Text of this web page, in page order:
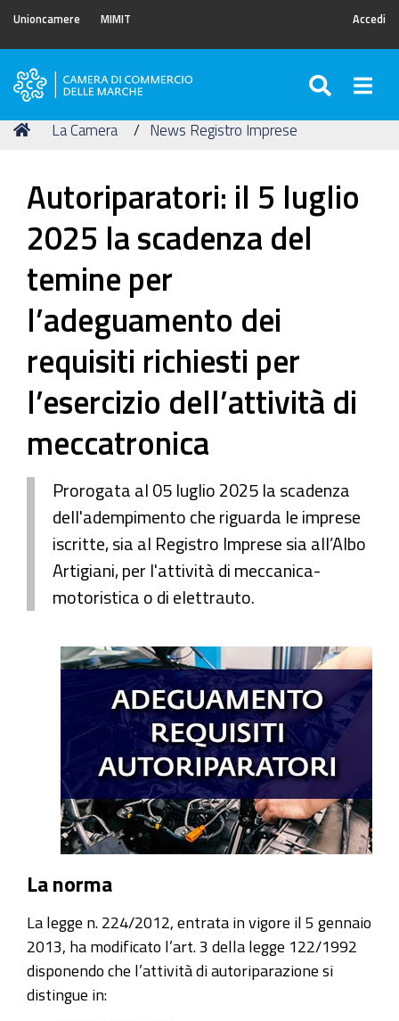
Unioncamere MIMIT Accedi
Camera
Commercio
Tu
Home
La Camera News Registro Imprese
Autoriparatori: il 5 luglio
2025 la scadenza del
temine per
l’adeguamento dei
requisiti richiesti per
l’esercizio dell’attività di
meccatronica
Prorogata al 05 luglio 2025 la scadenza
dell'adempimento che riguarda le imprese
iscritte, sia al Registro Imprese sia all’Albo
Artigiani, per l'attività di meccanica-
motoristica o di elettrauto.
La norma
La legge n. 224/2012, entrata in vigore il 5 gennaio
2013, ha modificato l’art. 3 della legge 122/1992
disponendo che l’attività di autoriparazione si
distingue in: